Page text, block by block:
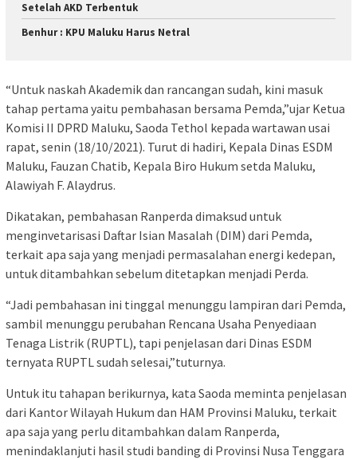
Setelah AKD Terbentuk
Benhur : KPU Maluku Harus Netral
“Untuk naskah Akademik dan rancangan sudah, kini masuk
tahap pertama yaitu pembahasan bersama Pemda,”ujar Ketua
Komisi II DPRD Maluku, Saoda Tethol kepada wartawan usai
rapat, senin (18/10/2021). Turut di hadiri, Kepala Dinas ESDM
Maluku, Fauzan Chatib, Kepala Biro Hukum setda Maluku,
Alawiyah F. Alaydrus.
Dikatakan, pembahasan Ranperda dimaksud untuk
menginvetarisasi Daftar Isian Masalah (DIM) dari Pemda,
terkait apa saja yang menjadi permasalahan energi kedepan,
untuk ditambahkan sebelum ditetapkan menjadi Perda.
“Jadi pembahasan ini tinggal menunggu lampiran dari Pemda,
sambil menunggu perubahan Rencana Usaha Penyediaan
Tenaga Listrik (RUPTL), tapi penjelasan dari Dinas ESDM
ternyata RUPTL sudah selesai,”tuturnya.
Untuk itu tahapan berikurnya, kata Saoda meminta penjelasan
dari Kantor Wilayah Hukum dan HAM Provinsi Maluku, terkait
apa saja yang perlu ditambahkan dalam Ranperda,
menindaklanjuti hasil studi banding di Provinsi Nusa Tenggara